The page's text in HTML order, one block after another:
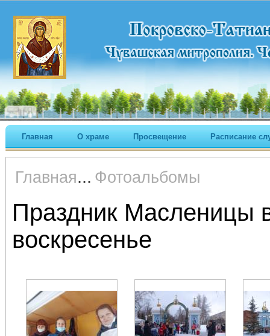
Главная О храме Просвещение Расписание
Главная... Фотоальбомы
Праздник Масленицы
воскресенье